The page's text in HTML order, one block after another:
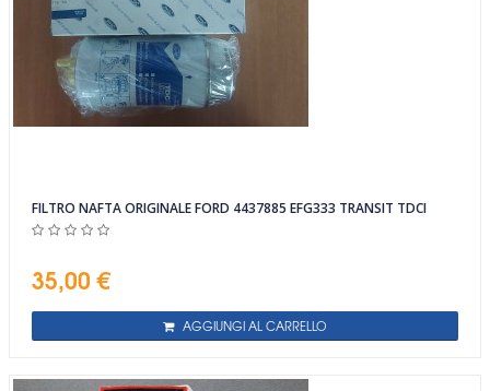
FILTRO NAFTA ORIGINALE FORD 4437885 EFG333 TRANSIT TDCI
35,00 €
AGGIUNGI AL CARRELLO